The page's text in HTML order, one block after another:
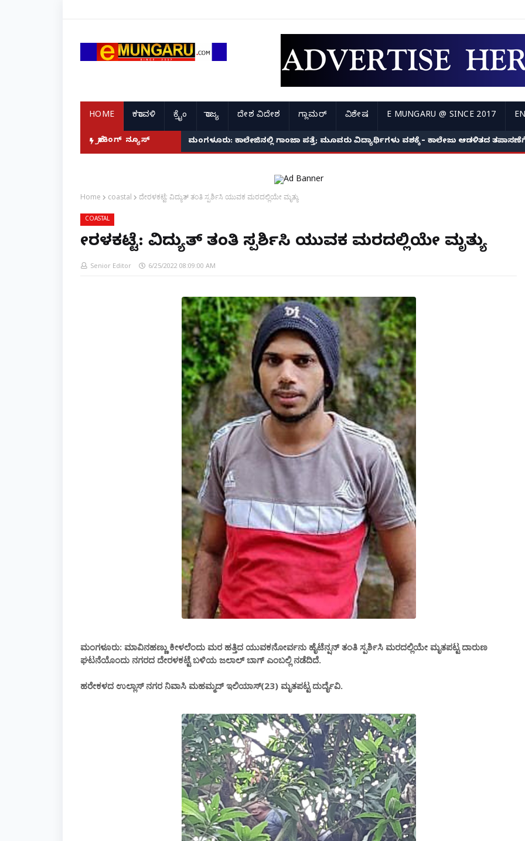
HOME ಕರಾವಳಿ ಕ್ರೈಂ ರಾಜ್ಯ ದೇಶ ವಿದೇಶ ಗ್ಲಾಮರ್ ವಿಶೇಷ E MUNGARU @ SINCE 2017
ಬ್ರೇಕಿಂಗ್ ನ್ಯೂಸ್ ಮಂಗಳೂರು: ಕಾಲೇಜಿನಲ್ಲಿ ಗಾಂಜಾ ಪತ್ತೆ; ಮೂವರು ವಿದ್ಯಾರ್ಥಿಗಳು ವಶಕ್ಕೆ – ಕಾಲೇಜು ಆಡಳಿತದ
Home coastal ದೇರಳಕಟ್ಟೆ: ವಿದ್ಯುತ್ ತಂತಿ ಸ್ಪರ್ಶಿಸಿ ಯುವಕ ಮರದಲ್ಲಿಯೇ ಮೃತ್ಯು
COASTAL
ದೇರಳಕಟ್ಟೆ: ವಿದ್ಯುತ್ ತಂತಿ ಸ್ಪರ್ಶಿಸಿ ಯುವಕ ಮರದಲ್ಲಿಯೇ ಮೃತ್ಯು
Senior Editor 6/25/2022 08:09:00 AM
ಮಂಗಳೂರು: ಮಾವಿನಹಣ್ಣು ಕೀಳಲೆಂದು ಮರ ಹತ್ತಿದ ಯುವಕನೋರ್ವನು ಹೈಟೆನ್ಷನ್ ತಂತಿ ಸ್ಪರ್ಶಿಸಿ ಮರದಲ್ಲಿಯೇ ಮೃತಪಟ್ಟ ದಾರುಣ
ಘಟನೆಯೊಂದು ನಗರದ ದೇರಳಕಟ್ಟೆ ಬಳಿಯ ಜಲಾಲ್ ಬಾಗ್ ಎಂಬಲ್ಲಿ ನಡೆದಿದೆ.
ಹರೇಕಳದ ಉಲ್ಲಾಸ್ ನಗರ ನಿವಾಸಿ ಮಹಮ್ಮದ್ ಇಲಿಯಾಸ್(23) ಮೃತಪಟ್ಟ ದುರ್ದೈವಿ.